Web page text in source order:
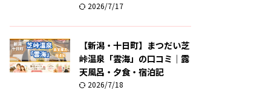
2026/7/17
【新潟・十日町】まつだい芝
峠温泉「雲海」の口コミ｜露
天風呂・夕食・宿泊記
2026/7/18